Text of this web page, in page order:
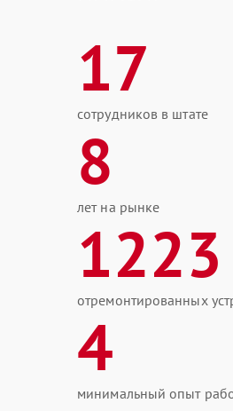
17
сотрудников в штате
8
лет на рынке
1223
отремонтированных
4
минимальный опыт